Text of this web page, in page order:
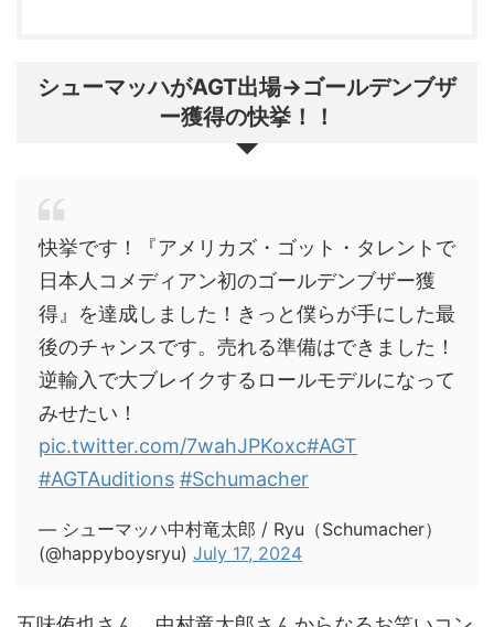
シューマッハがAGT出場→ゴールデンブザ
ー獲得の快挙！！
快挙です！『アメリカズ・ゴット・タレントで
日本人コメディアン初のゴールデンブザー獲
得』を達成しました！きっと僕らが手にした最
後のチャンスです。売れる準備はできました！
逆輸入で大ブレイクするロールモデルになって
みせたい！
pic.twitter.com/7wahJPKoxc#AGT
#AGTAuditions #Schumacher
— シューマッハ中村竜太郎 / Ryu（Schumacher）
(@happyboysryu) July 17, 2024